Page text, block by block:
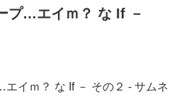
プ…エイｍ？ な If －